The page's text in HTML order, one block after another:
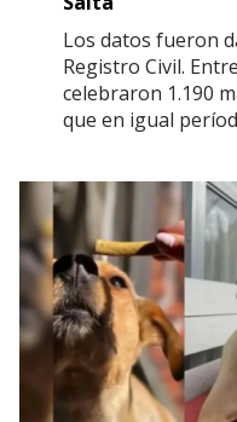
Los datos fueron
Registro Civil.
celebraron 1.190
que en igual